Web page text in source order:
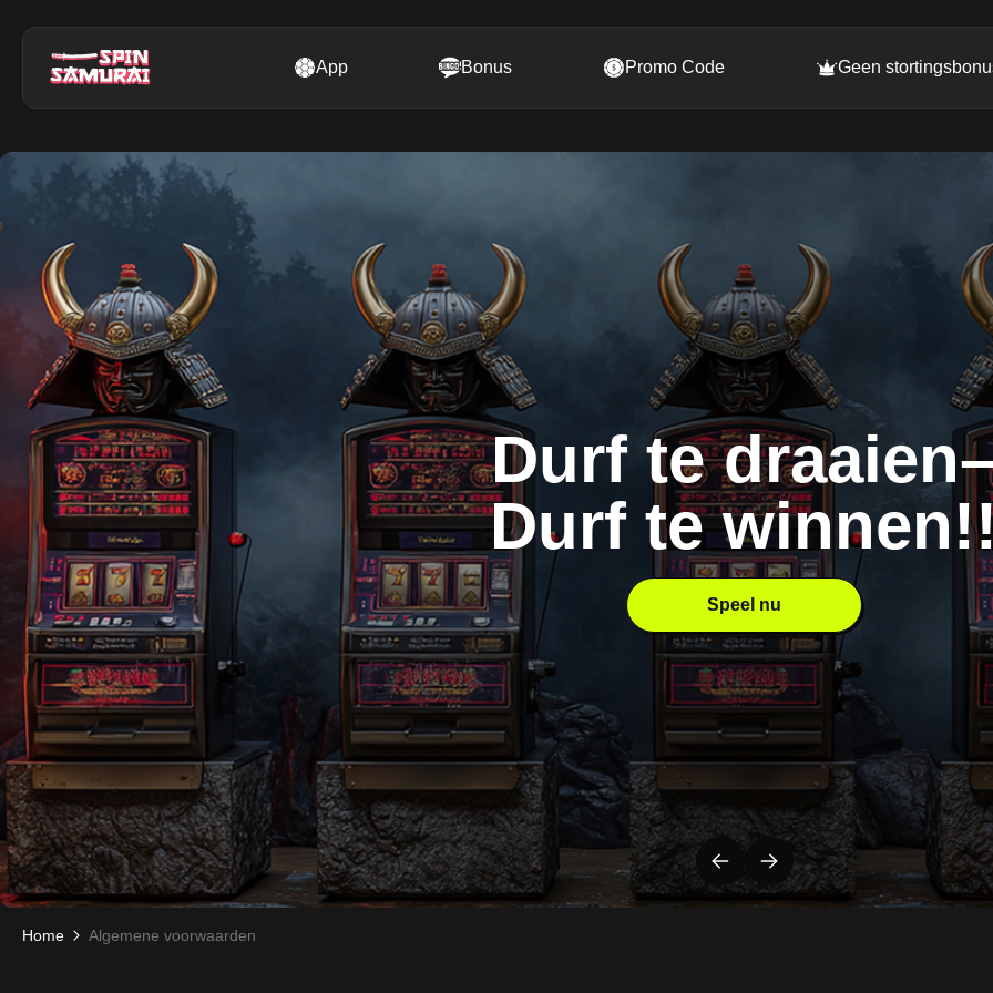
App Bonus Promo Code Geen
Durf te
Durf te
Speel nu
Home Algemene voorwaarden